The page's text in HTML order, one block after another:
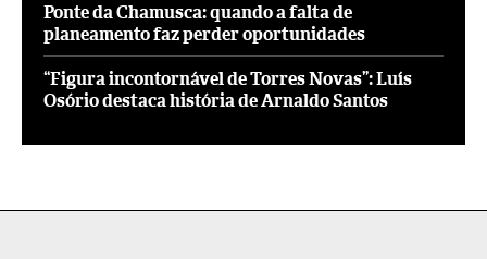
Ponte da Chamusca: quando a falta de
planeamento faz perder oportunidades
“Figura incontornável de Torres Novas”: Luís
Osório destaca história de Arnaldo Santos